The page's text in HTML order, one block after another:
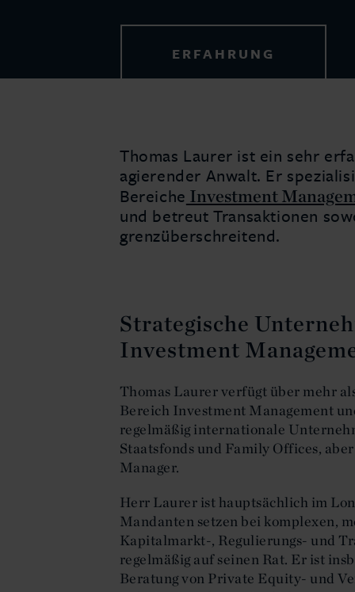
ERFAHRUNG
Thomas Laurer ist ein sehr
agierender Anwalt. Er
Bereiche Investment
und betreut Transaktionen
grenzüberschreitend.
Strategische
Investment
Thomas Laurer verfügt über mehr
Bereich Investment Management
regelmäßig internationale
Staatsfonds und Family Offices,
Manager.
Herr Laurer ist hauptsächlich im
Mandanten setzen bei komplexen,
Kapitalmarkt-, Regulierungs- und
regelmäßig auf seinen Rat. Er ist
Beratung von Private Equity- und